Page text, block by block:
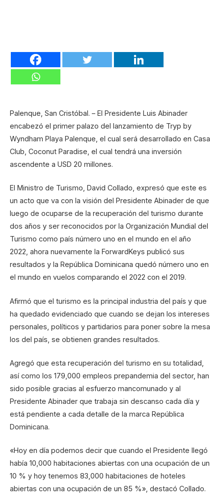
Palenque, San Cristóbal. – El Presidente Luis Abinader
encabezó el primer palazo del lanzamiento de Tryp by
Wyndham Playa Palenque, el cual será desarrollado en Casa
Club, Coconut Paradise, el cual tendrá una inversión
ascendente a USD 20 millones.
El Ministro de Turismo, David Collado, expresó que este es
un acto que va con la visión del Presidente Abinader de que
luego de ocuparse de la recuperación del turismo durante
dos años y ser reconocidos por la Organización Mundial del
Turismo como país número uno en el mundo en el año
2022, ahora nuevamente la ForwardKeys publicó sus
resultados y la República Dominicana quedó número uno en
el mundo en vuelos comparando el 2022 con el 2019.
Afirmó que el turismo es la principal industria del país y que
ha quedado evidenciado que cuando se dejan los intereses
personales, políticos y partidarios para poner sobre la mesa
los del país, se obtienen grandes resultados.
Agregó que esta recuperación del turismo en su totalidad,
así como los 179,000 empleos prepandemia del sector, han
sido posible gracias al esfuerzo mancomunado y al
Presidente Abinader que trabaja sin descanso cada día y
está pendiente a cada detalle de la marca República
Dominicana.
«Hoy en día podemos decir que cuando el Presidente llegó
había 10,000 habitaciones abiertas con una ocupación de un
10 % y hoy tenemos 83,000 habitaciones de hoteles
abiertas con una ocupación de un 85 %», destacó Collado.